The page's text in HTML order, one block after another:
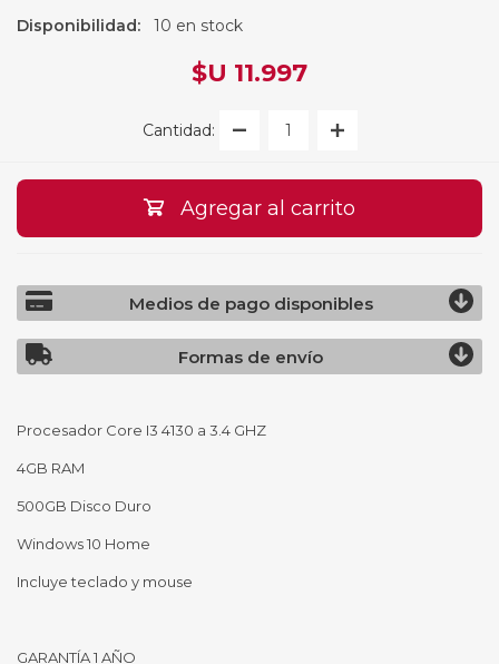
Disponibilidad: 10 en stock
$U 11.997
Cantidad:
Agregar al carrito
Medios de pago disponibles
Formas de envío
Procesador Core I3 4130 a 3.4 GHZ
4GB RAM
500GB Disco Duro
Windows 10 Home
Incluye teclado y mouse
GARANTÍA 1 AÑO